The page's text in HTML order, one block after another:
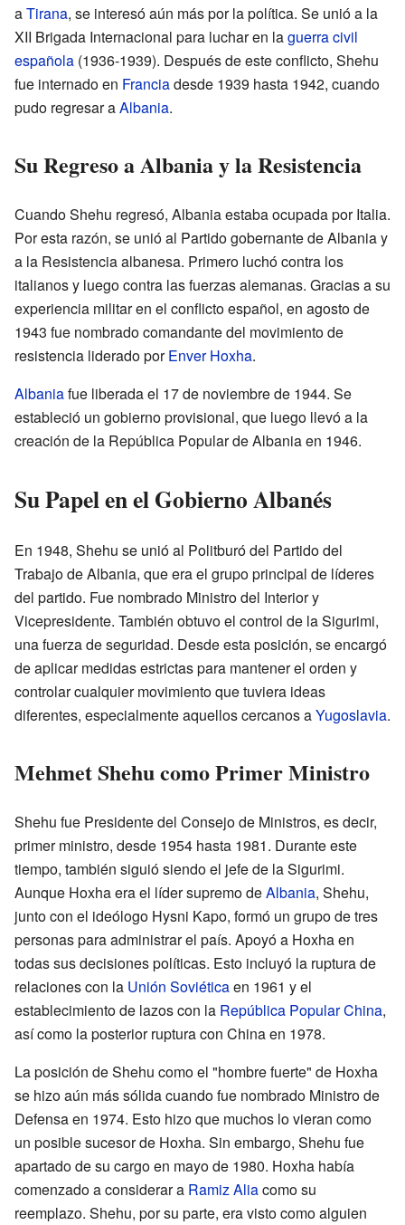
aTirana, se interesó aún más por la política. Se unió a la
XII Brigada Internacional para luchar en laguerra civil
española (1936-1939). Después de este conflicto, Shehu
fue internado en Franciadesde 1939 hasta 1942, cuando
pudo regresar aAlbania.
Su Regreso a Albania y la Resistencia
Cuando Shehu regresó, Albania estaba ocupada por Italia.
Por esta razón, se unió al Partido gobernante de Albania y
a la Resistencia albanesa. Primero luchó contra los
italianos y luego contra las fuerzas alemanas. Gracias a su
experiencia militar en el conflicto español, en agosto de
1943 fue nombrado comandante del movimiento de
resistencia liderado porEnver Hoxha.
Albaniafue liberada el 17 de noviembre de 1944. Se
estableció un gobierno provisional, que luego llevó a la
creación de la República Popular de Albania en 1946.
Su Papel en el Gobierno Albanés
En 1948, Shehu se unió al Politburó del Partido del
Trabajo de Albania, que era el grupo principal de líderes
del partido. Fue nombrado Ministro del Interior y
Vicepresidente. También obtuvo el control de la Sigurimi,
una fuerza de seguridad. Desde esta posición, se encargó
de aplicar medidas estrictas para mantener el orden y
controlar cualquier movimiento que tuviera ideas
diferentes, especialmente aquellos cercanos aYugoslavia.
Mehmet Shehu como Primer Ministro
Shehu fue Presidente del Consejo de Ministros, es decir,
primer ministro, desde 1954 hasta 1981. Durante este
tiempo, también siguió siendo el jefe de la Sigurimi.
Aunque Hoxha era el líder supremo deAlbania, Shehu,
junto con el ideólogo Hysni Kapo, formó un grupo de tres
personas para administrar el país. Apoyó a Hoxha en
todas sus decisiones políticas. Esto incluyó la ruptura de
relaciones con la Unión Soviéticaen 1961 y el
establecimiento de lazos con la República Popular China,
así como la posterior ruptura con China en 1978.
La posición de Shehu como el "hombre fuerte" de Hoxha
se hizo aún más sólida cuando fue nombrado Ministro de
Defensa en 1974. Esto hizo que muchos lo vieran como
un posible sucesor de Hoxha. Sin embargo, Shehu fue
apartado de su cargo en mayo de 1980. Hoxha había
comenzado a considerar a Ramiz Aliacomo su
reemplazo. Shehu, por su parte, era visto como alguien